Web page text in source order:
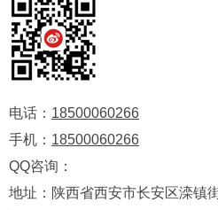
电话： 18500060266
手机： 18500060266
QQ咨询：
地址：陕西省西安市长安区滦镇